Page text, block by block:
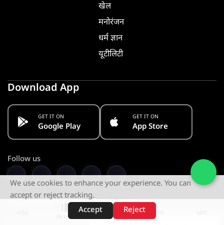
वेब स्टोरीज़
खेल
मनोरंजन
धर्म ज्ञान
यूटीलिटी
Download App
GET IT ON
Google Play
GET IT ON
App Store
Follow us
Stay Informed. Get Notified
We use cookies to enhance your experience. You can
accept or reject tracking.
Accept
Reject